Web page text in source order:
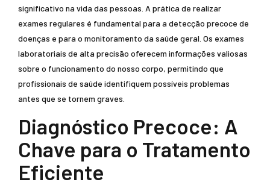
significativo na vida das pessoas. A prática de realizar
exames regulares é fundamental para a detecção precoce de
doenças e para o monitoramento da saúde geral. Os exames
laboratoriais de alta precisão oferecem informações valiosas
sobre o funcionamento do nosso corpo, permitindo que
profissionais de saúde identifiquem possíveis problemas
antes que se tornem graves.
Diagnóstico Precoce: A
Chave para o Tratamento
Eficiente